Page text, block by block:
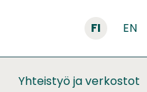
FI EN
Yhteistyö ja verkostot